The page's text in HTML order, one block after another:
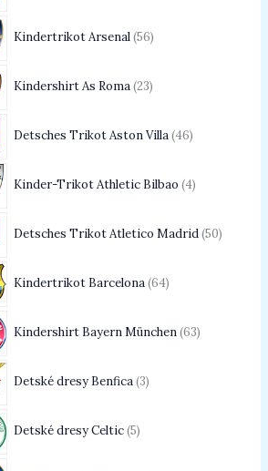
Kindertrikot Arsenal 56
Kindershirt As Roma 23
Detsches Trikot Aston Villa 46
Kinder-Trikot Athletic Bilbao 4
Detsches Trikot Atletico Madrid 50
Kindertrikot Barcelona 64
Kindershirt Bayern München 63
Detské dresy Benfica 3
Detské dresy Celtic 5